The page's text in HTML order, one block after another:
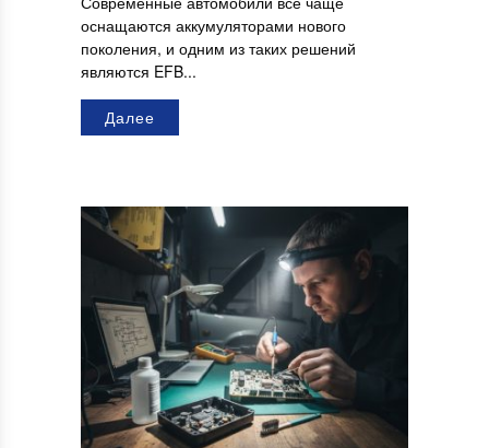
оснащаются аккумуляторами нового
поколения, и одним из таких решений
являются EFB...
Далее